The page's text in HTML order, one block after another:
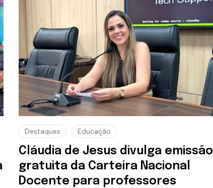
Destaques Educação
Cláudia de Jesus divulga emissão
gratuita da Carteira Nacional
Docente para professores